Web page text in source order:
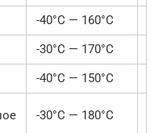
-40°C — 160°C
-30°C — 170°C
-40°C — 150°C
-30°C — 180°C